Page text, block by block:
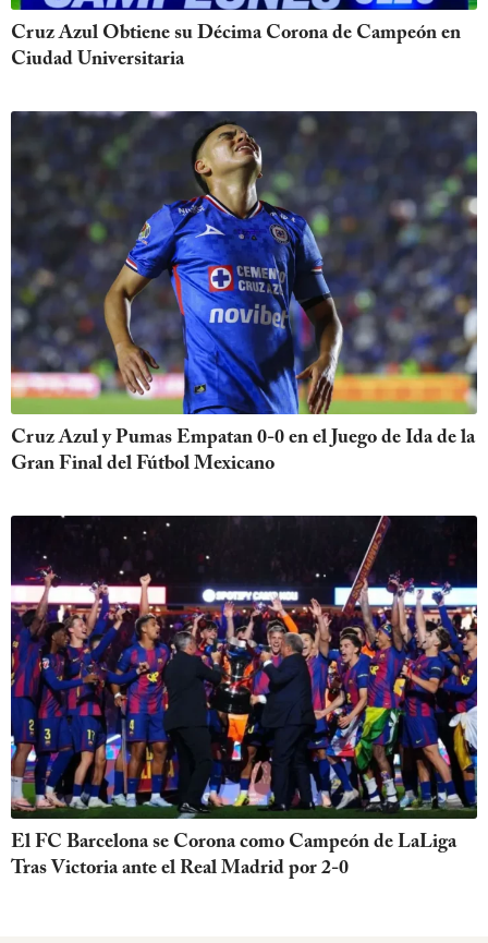
Cruz Azul Obtiene su Décima Corona de Campeón en
Ciudad Universitaria
Cruz Azul y Pumas Empatan 0-0 en el Juego de Ida de la
Gran Final del Fútbol Mexicano
El FC Barcelona se Corona como Campeón de LaLiga
Tras Victoria ante el Real Madrid por 2-0